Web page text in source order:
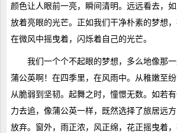
颜色让人眼前一亮，瞬间清明。远远看去，
放着亮眼的光芒。正如我们干净朴素的梦想，
在微风中摇曳着，闪烁着自己的光芒。
我们一个个不起眼的梦想，多么地像那
蒲公英啊！在四季里，在风雨中。从稚嫩至纷
从脆弱到坚韧。起舞之时，憧憬无数。如若
力去追，像蒲公英一样，既然选择了旅居远
放弃。窗外，雨正浓，风正绵，花正摇曳着